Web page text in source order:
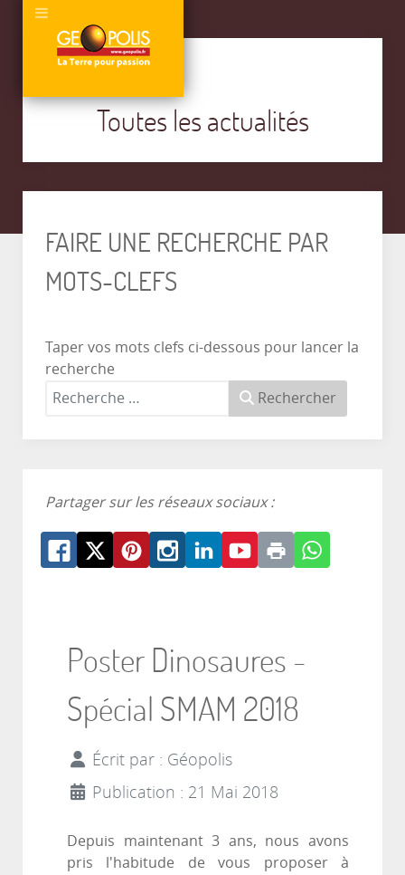
Toutes les actualités
FAIRE UNE RECHERCHE PAR
MOTS-CLEFS
Taper vos mots clefs ci-dessous pour lancer la
recherche
Rechercher
Partager sur les réseaux sociaux :
Poster Dinosaures -
Spécial SMAM 2018
Écrit par : Géopolis
Publication : 21 Mai 2018
Depuis maintenant 3 ans, nous avons
pris l'habitude de vous proposer à